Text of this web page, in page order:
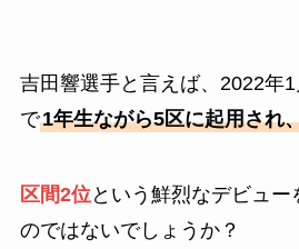
吉田響選手と言えば、2022年
で1年生ながら5区に起用され
区間2位という鮮烈なデビュー
のではないでしょうか？